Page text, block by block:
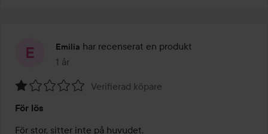
Emilia har recenserat en produkt
1 år
Inlägget skapades 1 år
1
av
Verifierad köpare
För lös
För stor, sitter inte på huvudet.